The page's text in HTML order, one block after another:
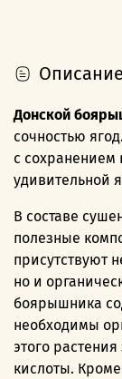
Описание
Донской
сочностью
с сохранением
удивительной
В составе
полезные
присутствуют
но и
боярышника
необходимы
этого
кислоты. Кроме